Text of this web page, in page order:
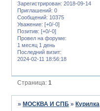
Зарегистрирован: 2018-09-14
Приглашений: 0
Сообщений: 10375
Уважение: [+0/-0]
Позитив: [+0/-0]
Провел на форуме:
1 месяц 1 день
Последний визит:
2024-02-11 18:56:18
Страница:1
»МОСКВА И СПБ »Курилка